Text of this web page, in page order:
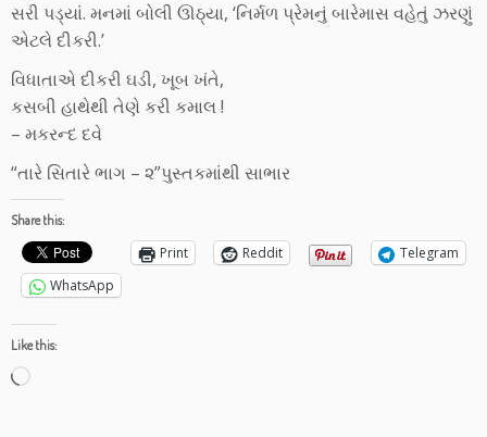
સરી પડ્યાં. મનમાં બોલી ઊઠ્યા, ‘નિર્મળ પ્રેમનું બારેમાસ વહેતું ઝરણું
એટલે દીકરી.’
વિધાતાએ દીકરી ઘડી, ખૂબ ખંતે,
કસબી હાથેથી તેણે કરી કમાલ !
– મકરન્દ દવે
“તારે સિતારે ભાગ – ૨”પુસ્તકમાંથી સાભાર
Share this:
Print Reddit
Telegram
WhatsApp
Like this:
Loading…